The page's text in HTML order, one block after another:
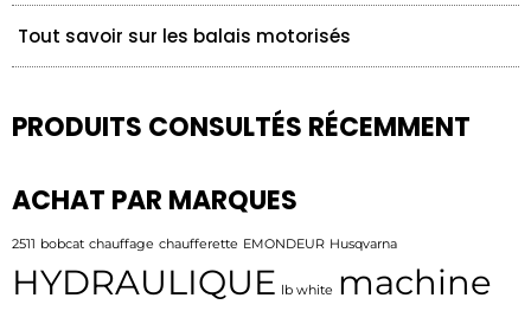
Tout savoir sur les balais motorisés
PRODUITS CONSULTÉS RÉCEMMENT
ACHAT PAR MARQUES
2511 bobcat chauffage chaufferette EMONDEUR Husqvarna
HYDRAULIQUE lb white machine